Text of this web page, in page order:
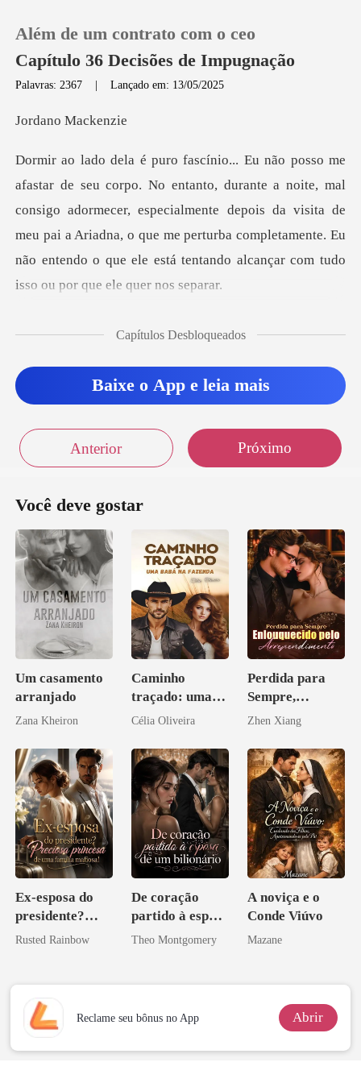
Loja
Histórico
Sair
Além de um contrato com o ceo
Capítulo 36 Decisões de Impugnação
Palavras: 2367 |Lançado em: 13/05/2025
no Ma
e, mal
consigo adormecer, especialmente depois da visita de
meu pai a Ariadna, o que me perturba comple
Capítulos Desbloqueados
Baixe o App e leia mais
Anterior Próximo
Você deve gostar
Um casamento
arranjado
Zana Kheiron
Caminho
traçado: uma
babá na fazenda
Célia Oliveira
Perdida para
Sempre,
Enlouquecido
Arrependiment
o
Zhen Xiang
Ex-esposa do
presidente?
Preciosa
mafiosa!
Rusted Rainbow
De coração
partido à esposa
de um bilionário
Theo Montgomery
A noviça e o
Conde Viúvo
Mazane
Reclame seu bônus no App Abrir